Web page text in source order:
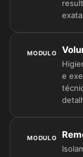
MODULO
e
MODULO